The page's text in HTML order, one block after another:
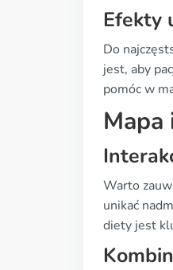
Efekty
Do
jest, aby
pomóc w
Warto
unikać
diety jest